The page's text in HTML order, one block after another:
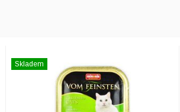
Skladem